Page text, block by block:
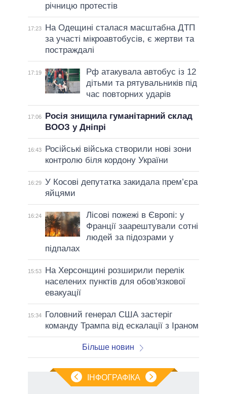
річницю протестів
17:23
На Одещині сталася масштабна ДТП
за участі мікроавтобусів, є жертви та
постраждалі
17:19
Рф атакувала автобус із 12
дітьми та рятувальників під
час повторних ударів
17:06
Росія знищила гуманітарний склад
ВООЗ у Дніпрі
16:43
Російські війська створили нові зони
контролю біля кордону України
16:29 У Косові депутатка закидала прем’єра
яйцями
16:24
Лісові пожежі в Європі: у
Франції заарештували сотні
людей за підозрами у
підпалах
15:53
На Херсонщині розширили перелік
населених пунктів для обов'язкової
евакуації
15:34
Головний генерал США застеріг
команду Трампа від ескалації з Іраном
Більше новин
ІНФОГРАФІКА